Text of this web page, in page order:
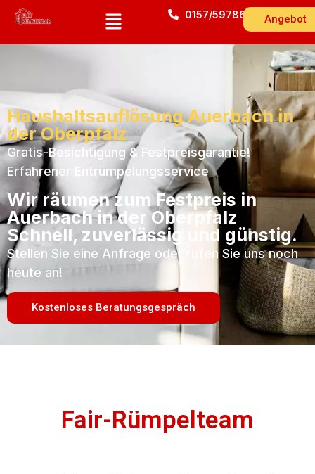
0157/59786543 Angebot
Haushaltsauflösung Auerbach in
der Oberpfalz
Gratis-Besichtigung & Festpreisgarantie!
Erfahrener Entrümpelungsservice
Wir räumen zum Festpreis in
Auerbach in der Oberpfalz
Schnell, zuverlässig und günstig.
Stellen Sie eine Anfrage oder rufen Sie uns noch
heute an!
Kostenloses Beratungsgespräch
Fair-Rümpelteam